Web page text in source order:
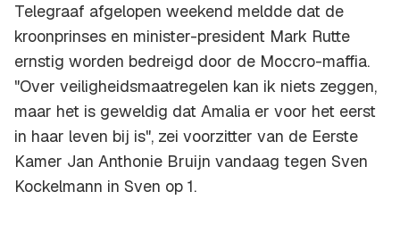
Telegraaf afgelopen weekend meldde dat de
kroonprinses en minister-president Mark Rutte
ernstig worden bedreigd door de Moccro-maffia.
"Over veiligheidsmaatregelen kan ik niets zeggen,
maar het is geweldig dat Amalia er voor het eerst
in haar leven bij is", zei voorzitter van de Eerste
Kamer Jan Anthonie Bruijn vandaag tegen Sven
Kockelmann in Sven op 1.